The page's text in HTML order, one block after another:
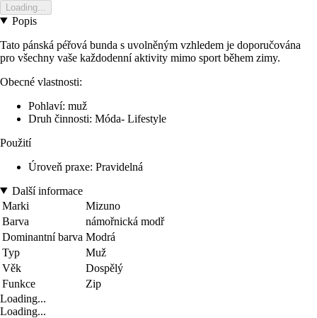
Loading...
Popis
Tato pánská péřová bunda s uvolněným vzhledem je doporučována
pro všechny vaše každodenní aktivity mimo sport během zimy.
Obecné vlastnosti:
Pohlaví: muž
Druh činnosti: Móda- Lifestyle
Použití
Úroveň praxe: Pravidelná
Další informace
Marki
Mizuno
Barva
námořnická modř
Dominantní barva Modrá
Typ
Muž
Věk
Dospělý
Funkce
Zip
Loading...
Loading...